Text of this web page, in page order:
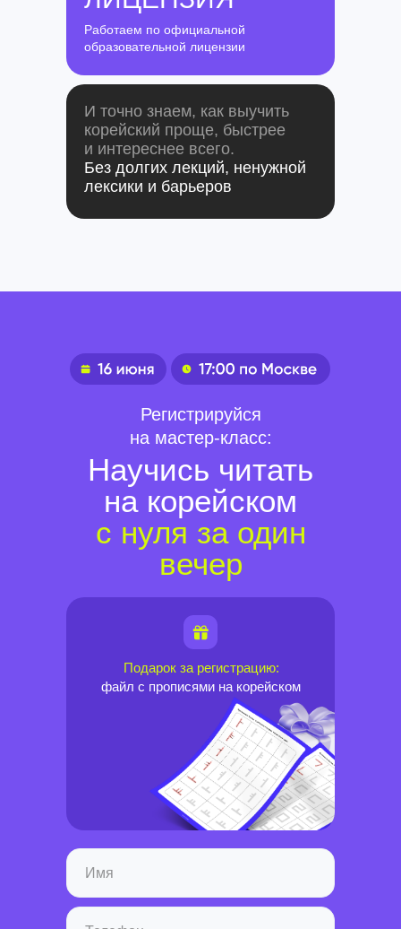
И точно знаем, как выучить
корейский проще, быстрее
и интереснее всего.
Без долгих лекций, ненужной
лексики и барьеров
Работаем по официальной
образовательной лицензии
Научись читать
на корейском
с нуля за один
вечер
Регистрируйся
на мастер-класс:
Подарок за регистрацию:
файл с прописями на корейском